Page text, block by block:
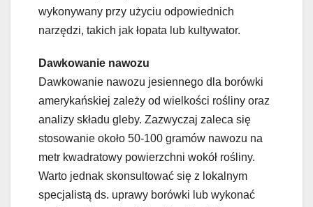
wykonywany przy użyciu odpowiednich
narzędzi, takich jak łopata lub kultywator.
Dawkowanie nawozu
Dawkowanie nawozu jesiennego dla borówki
amerykańskiej zależy od wielkości rośliny oraz
analizy składu gleby. Zazwyczaj zaleca się
stosowanie około 50-100 gramów nawozu na
metr kwadratowy powierzchni wokół rośliny.
Warto jednak skonsultować się z lokalnym
specjalistą ds. uprawy borówki lub wykonać